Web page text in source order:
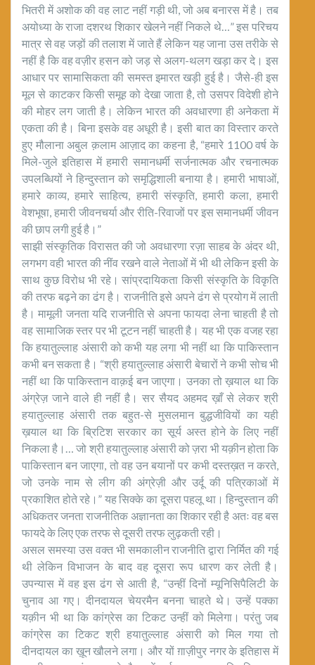
भितरी में अशोक की वह लाट नहीं गड़ी थी, जो अब बनारस में है। तब
अयोध्या के राजा दशरथ शिकार खेलने नहीं निकले थे…” इस परिचय
मात्र से वह जड़ों की तलाश में जाते हैं लेकिन यह जाना उस तरीके से
नहीं है कि वह वज़ीर हसन को जड़ से अलग-थलग खड़ा कर दे। इस
आधार पर सामासिकता की समस्त इमारत खड़ी हुई है। जैसे-ही इस
मूल से काटकर किसी समूह को देखा जाता है, तो उसपर विदेशी होने
की मोहर लग जाती है। लेकिन भारत की अवधारणा ही अनेकता में
एकता की है। बिना इसके वह अधूरी है। इसी बात का विस्तार करते
हुए मौलाना अबुल क़लाम आज़ाद का कहना है, “हमारे 1100 वर्ष के
मिले-जुले इतिहास में हमारी समानधर्मी सर्जनात्मक और रचनात्मक
उपलब्धियों ने हिन्दुस्तान को समृद्धिशाली बनाया है। हमारी भाषाओं,
हमारे काव्य, हमारे साहित्य, हमारी संस्कृति, हमारी कला, हमारी
वेशभूषा, हमारी जीवनचर्या और रीति-रिवाजों पर इस समानधर्मी जीवन
की छाप लगी हुई है।”
साझी संस्कृतिक विरासत की जो अवधारणा रज़ा साहब के अंदर थी,
लगभग वही भारत की नींव रखने वाले नेताओं में भी थी लेकिन इसी के
साथ कुछ विरोध भी रहे। सांप्रदायिकता किसी संस्कृति के विकृति
की तरफ बढ़ने का ढंग है। राजनीति इसे अपने ढंग से प्रयोग में लाती
है। मामूली जनता यदि राजनीति से अपना फायदा लेना चाहती है तो
वह सामाजिक स्तर पर भी टूटन नहीं चाहती है। यह भी एक वजह रहा
कि हयातुल्लाह अंसारी को कभी यह लगा भी नहीं था कि पाकिस्तान
कभी बन सकता है। “श्री हयातुल्लाह अंसारी बेचारों ने कभी सोच भी
नहीं था कि पाकिस्तान वाक़ई बन जाएगा। उनका तो ख़याल था कि
अंग्रेज़ जाने वाले ही नहीं है। सर सैयद अहमद ख़ाँ से लेकर श्री
हयातुल्लाह अंसारी तक बहुत-से मुसलमान बुद्धजीवियों का यही
ख़याल था कि ब्रिटिश सरकार का सूर्य अस्त होने के लिए नहीं
निकला है।… जो श्री हयातुल्लाह अंसारी को ज़रा भी यक़ीन होता कि
पाकिस्तान बन जाएगा, तो वह उन बयानों पर कभी दस्तख़त न करते,
जो उनके नाम से लीग की अंग्रेज़ी और उर्दू की पत्रिकाओं में
प्रकाशित होते रहे।” यह सिक्के का दूसरा पहलू था। हिन्दुस्तान की
अधिकतर जनता राजनीतिक अज्ञानता का शिकार रही है अतः वह बस
फायदे के लिए एक तरफ से दूसरी तरफ लुढ़कती रही।
असल समस्या उस वक्त भी समकालीन राजनीति द्वारा निर्मित की गई
थी लेकिन विभाजन के बाद वह दूसरा रूप धारण कर लेती है।
उपन्यास में वह इस ढंग से आती है, “उन्हीं दिनों म्यूनिसिपैलिटी के
चुनाव आ गए। दीनदायल चेयरमैन बनना चाहते थे। उन्हें पक्का
यक़ीन भी था कि कांग्रेस का टिकट उन्हीं को मिलेगा। परंतु जब
कांग्रेस का टिकट श्री हयातुल्लाह अंसारी को मिल गया तो
दीनदायल का ख़ून खौलने लगा। और यों ग़ाज़ीपुर नगर के इतिहास में